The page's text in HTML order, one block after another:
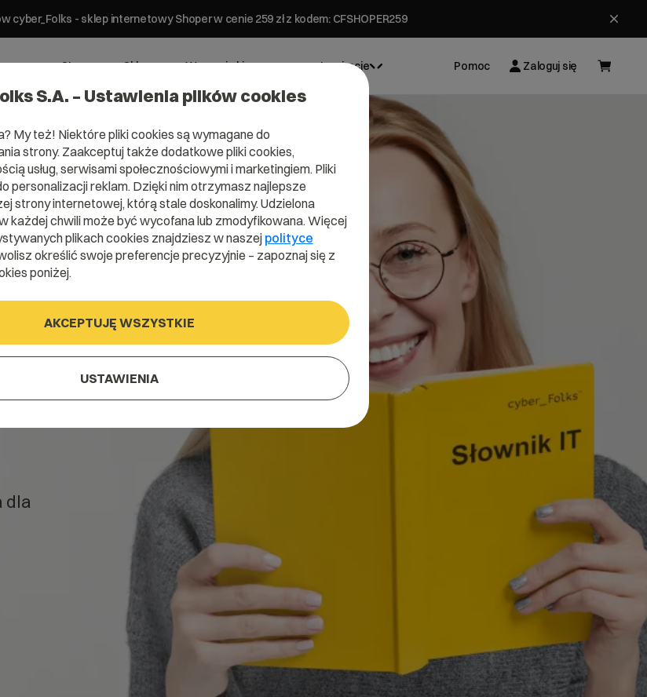
cyber_Folks - sklep internetowy Shoper w cenie 259 zł z kodem: CFSHOPER259
Strony Sklepy Wsparcie biznesowe Inspiracje Pomoc Zaloguj się
dla
S.A. – Ustawienia plików cookies
My też! Niektóre pliki cookies są wymagane do
strony. Zaakceptuj także dodatkowe pliki cookies,
usług, serwisami społecznościowymi i marketingiem. Pliki
personalizacji reklam. Dzięki nim otrzymasz najlepsze
strony internetowej, którą stale doskonalimy. Udzielona
każdej chwili może być wycofana lub zmodyfikowana. Więcej
plikach cookies znajdziesz w naszej polityce
określić swoje preferencje precyzyjnie – zapoznaj się z
poniżej.
AKCEPTUJĘ WSZYSTKIE
USTAWIENIA